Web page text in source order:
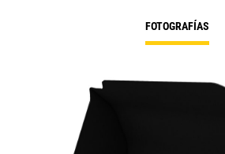
FOTOGRAFÍAS